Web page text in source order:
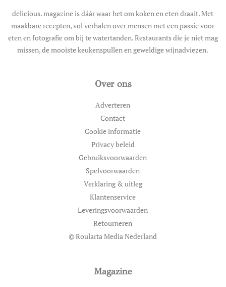
delicious. magazine is dáár waar het om koken en eten draait. Met
maakbare recepten, vol verhalen over mensen met een passie voor
eten en fotografie om bij te watertanden. Restaurants die je niet mag
missen, de mooiste keukenspullen en geweldige wijnadviezen.
Over ons
Adverteren
Contact
Cookie informatie
Privacy beleid
Gebruiksvoorwaarden
Spelvoorwaarden
Verklaring & uitleg
Klantenservice
Leveringsvoorwaarden
Retourneren
© Roularta Media Nederland
Magazine